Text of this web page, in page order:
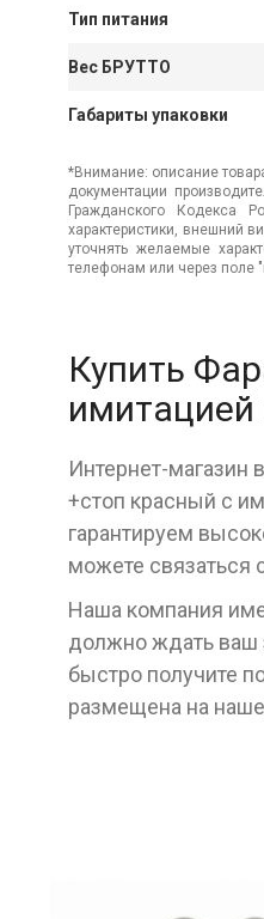
Тип питания
Вес БРУТТО
Габариты упаковки
*Внимание: описание
документации
Гражданского Кодекса
характеристики, внешний
уточнять желаемые
телефонам или через поле
Купить
Интернет-магазин
+стоп красный c
гарантируем
можете связаться
Наша компания
должно ждать ваш
быстро получите
размещена на